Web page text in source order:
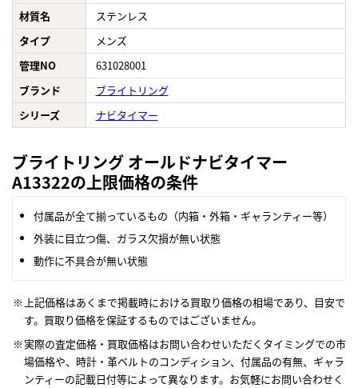
材質名
ステンレス
タイプ
メンズ
管理NO
631028001
ブランド
ブライトリング
シリーズ
ナビタイマー
ブライトリング オールドナビタイマー
A13322の上限価格の条件
付属品が全て揃っているもの（内箱・外箱・ギャランティー等）
外装に目立つ傷、ガラス欠損が無い状態
動作に不具合が無い状態
上記価格はあくまで掲載時における買取り価格の相場であり、目安で
す。買取り価格を保証するものではございません。
実際の査定価格・買取価格はお問い合わせいただくタイミングでの市
場価格や、時計・革ベルトのコンディション、付属品の有無、ギャラ
ンティーの記載日付等によって異なります。お気軽にお問い合わせく